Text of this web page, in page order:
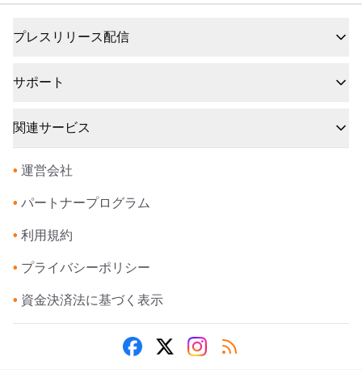
プレスリリース配信
サポート
関連サービス
• 運営会社
• パートナープログラム
• 利用規約
• プライバシーポリシー
• 資金決済法に基づく表示